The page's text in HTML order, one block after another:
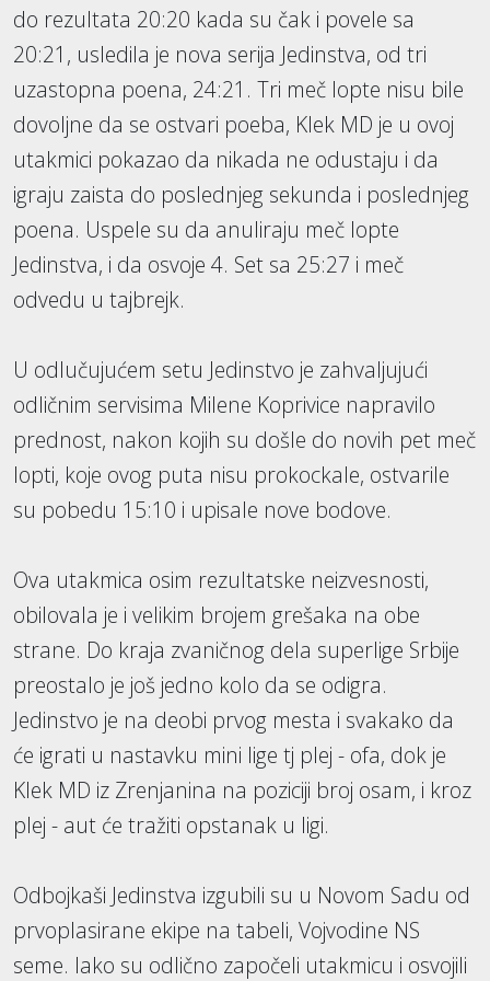
do rezultata 20:20 kada su čak i povele sa
20:21, usledila je nova serija Jedinstva, od tri
uzastopna poena, 24:21. Tri meč lopte nisu bile
dovoljne da se ostvari poeba, Klek MD je u ovoj
utakmici pokazao da nikada ne odustaju i da
igraju zaista do poslednjeg sekunda i poslednjeg
poena. Uspele su da anuliraju meč lopte
Jedinstva, i da osvoje 4. Set sa 25:27 i meč
odvedu u tajbrejk.
U odlučujućem setu Jedinstvo je zahvaljujući
odličnim servisima Milene Koprivice napravilo
prednost, nakon kojih su došle do novih pet meč
lopti, koje ovog puta nisu prokockale, ostvarile
su pobedu 15:10 i upisale nove bodove.
Ova utakmica osim rezultatske neizvesnosti,
obilovala je i velikim brojem grešaka na obe
strane. Do kraja zvaničnog dela superlige Srbije
preostalo je još jedno kolo da se odigra.
Jedinstvo je na deobi prvog mesta i svakako da
će igrati u nastavku mini lige tj plej - ofa, dok je
Klek MD iz Zrenjanina na poziciji broj osam, i kroz
plej - aut će tražiti opstanak u ligi.
Odbojkaši Jedinstva izgubili su u Novom Sadu od
prvoplasirane ekipe na tabeli, Vojvodine NS
seme. Iako su odlično započeli utakmicu i osvojili